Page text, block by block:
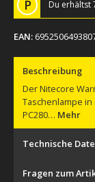
P Du erhältst
EAN:
Beschreibung
Der Nitecore
Taschenlampe
PC280… Mehr
Technische
Fragen zum